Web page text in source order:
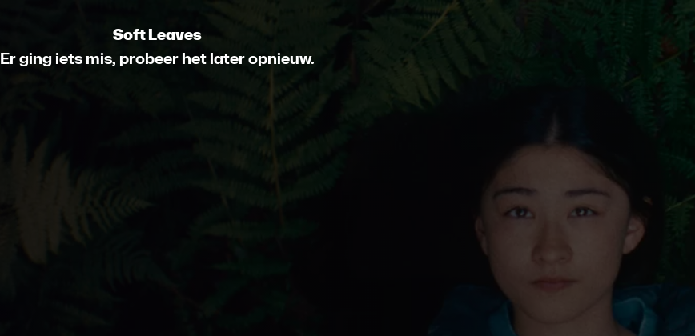
Soft Leaves
Er ging iets mis, probeer het later opnieuw.